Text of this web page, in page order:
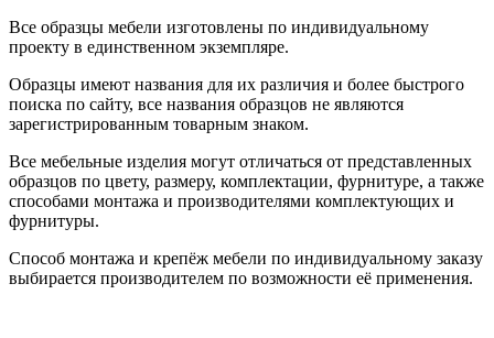
Все образцы мебели изготовлены по индивидуальному
проекту в единственном экземпляре.
Образцы имеют названия для их различия и более быстрого
поиска по сайту, все названия образцов не являются
зарегистрированным товарным знаком.
Все мебельные изделия могут отличаться от представленных
образцов по цвету, размеру, комплектации, фурнитуре, а также
способами монтажа и производителями комплектующих и
фурнитуры.
Способ монтажа и крепёж мебели по индивидуальному заказу
выбирается производителем по возможности её применения.